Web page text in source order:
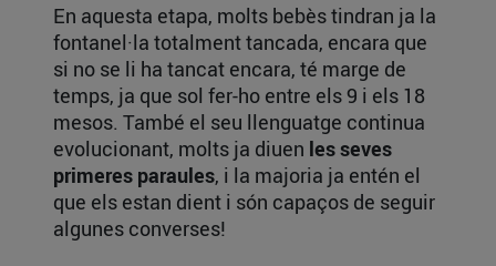
En aquesta etapa, molts bebès tindran ja la
fontanel·la totalment tancada, encara que
si no se li ha tancat encara, té marge de
temps, ja que sol fer-ho entre els 9 i els 18
mesos. També el seu llenguatge continua
evolucionant, molts ja diuen les seves
primeres paraules, i la majoria ja entén el
que els estan dient i són capaços de seguir
algunes converses!